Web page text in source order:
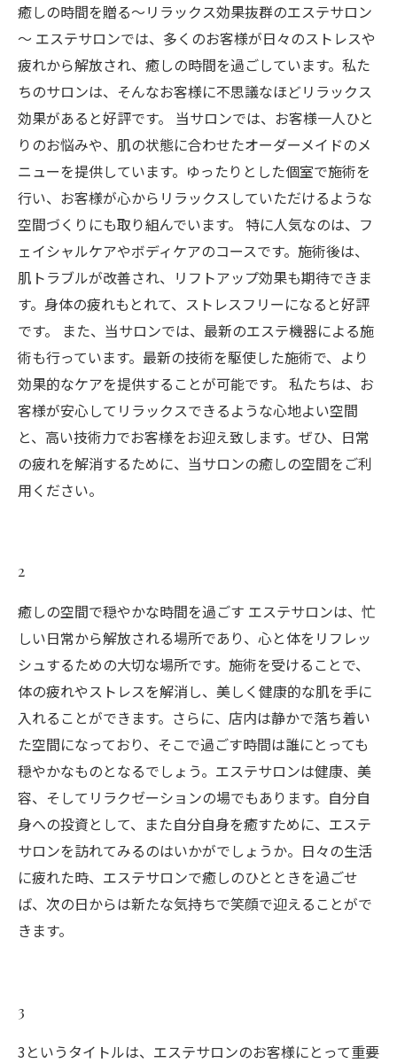
癒しの時間を贈る～リラックス効果抜群のエステサロン
～ エステサロンでは、多くのお客様が日々のストレスや
疲れから解放され、癒しの時間を過ごしています。私た
ちのサロンは、そんなお客様に不思議なほどリラックス
効果があると好評です。 当サロンでは、お客様一人ひと
りのお悩みや、肌の状態に合わせたオーダーメイドのメ
ニューを提供しています。ゆったりとした個室で施術を
行い、お客様が心からリラックスしていただけるような
空間づくりにも取り組んでいます。 特に人気なのは、フ
ェイシャルケアやボディケアのコースです。施術後は、
肌トラブルが改善され、リフトアップ効果も期待できま
す。身体の疲れもとれて、ストレスフリーになると好評
です。 また、当サロンでは、最新のエステ機器による施
術も行っています。最新の技術を駆使した施術で、より
効果的なケアを提供することが可能です。 私たちは、お
客様が安心してリラックスできるような心地よい空間
と、高い技術力でお客様をお迎え致します。ぜひ、日常
の疲れを解消するために、当サロンの癒しの空間をご利
用ください。
2
癒しの空間で穏やかな時間を過ごす エステサロンは、忙
しい日常から解放される場所であり、心と体をリフレッ
シュするための大切な場所です。施術を受けることで、
体の疲れやストレスを解消し、美しく健康的な肌を手に
入れることができます。さらに、店内は静かで落ち着い
た空間になっており、そこで過ごす時間は誰にとっても
穏やかなものとなるでしょう。エステサロンは健康、美
容、そしてリラクゼーションの場でもあります。自分自
身への投資として、また自分自身を癒すために、エステ
サロンを訪れてみるのはいかがでしょうか。日々の生活
に疲れた時、エステサロンで癒しのひとときを過ごせ
ば、次の日からは新たな気持ちで笑顔で迎えることがで
きます。
3
3というタイトルは、エステサロンのお客様にとって重要